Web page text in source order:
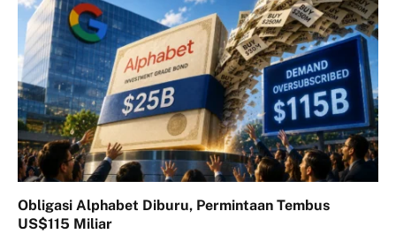
Obligasi Alphabet Diburu, Permintaan Tembus
US$115 Miliar